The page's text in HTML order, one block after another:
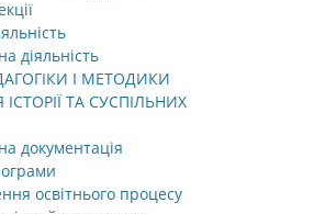
діяльність
І МЕТОДИКИ
ТА СУСПІЛЬНИХ
документація
освітнього процесу